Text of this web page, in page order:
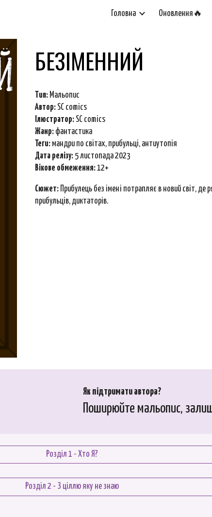
Skip to navigation
Головна Оновлення🔥
БЕЗІМЕННИЙ
Тип: Мальопис
Автор: SC comics
Ілюстратор: SC comics
Жанр: фантастика
Теги: мандри по світах, прибульці, антиутопія
Дата релізу: 5 листопада 2023
Вікове обмеження:12+
Сюжет:
Прибулець без імені потрапляє в новий світ,
прибульців, диктаторів.
Як підтримати автора?
Поширюйте мальопис,
Розділ 1 - Хто Я?
Розділ 2 - З ціллю яку не знаю